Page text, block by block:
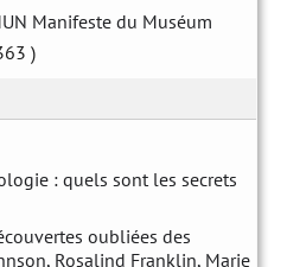
Manifeste du Muséum
)
: quels sont les secrets
oubliées des
Rosalind Franklin, Marie